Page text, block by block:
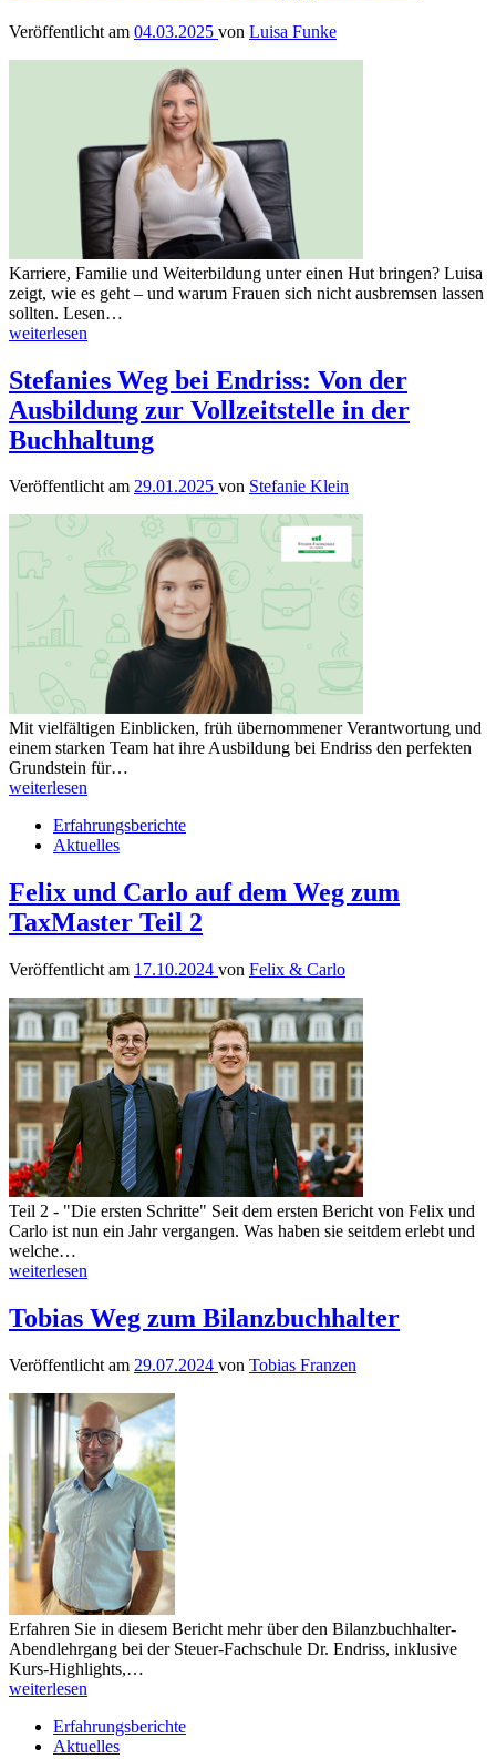
Veröffentlicht am 04.03.2025 von Luisa Funke
Karriere, Familie und Weiterbildung unter einen Hut bringen? Luisa
zeigt, wie es geht – und warum Frauen sich nicht ausbremsen lassen
sollten. Lesen…
weiterlesen
Stefanies Weg bei Endriss: Von der
Ausbildung zur Vollzeitstelle in der
Buchhaltung
Veröffentlicht am 29.01.2025 von Stefanie Klein
Mit vielfältigen Einblicken, früh übernommener Verantwortung und
einem starken Team hat ihre Ausbildung bei Endriss den perfekten
Grundstein für…
weiterlesen
Erfahrungsberichte
Aktuelles
Felix und Carlo auf dem Weg zum
TaxMaster Teil 2
Veröffentlicht am 17.10.2024 von Felix & Carlo
Teil 2 - "Die ersten Schritte" Seit dem ersten Bericht von Felix und
Carlo ist nun ein Jahr vergangen. Was haben sie seitdem erlebt und
welche…
weiterlesen
Tobias Weg zum Bilanzbuchhalter
Veröffentlicht am 29.07.2024 von Tobias Franzen
Erfahren Sie in diesem Bericht mehr über den Bilanzbuchhalter-
Abendlehrgang bei der Steuer-Fachschule Dr. Endriss, inklusive
Kurs-Highlights,…
weiterlesen
Erfahrungsberichte
Aktuelles